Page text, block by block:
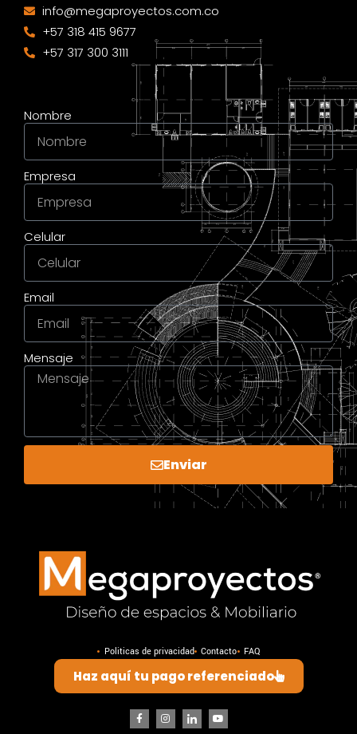
Nombre
Empresa
Celular
Email
Mensaje
Enviar
info@megaproyectos.com.co
+57 318 415 9677
+57 317 300 3111
Politicas de privacidad Contacto FAQ
Haz aquí tu pago referenciado